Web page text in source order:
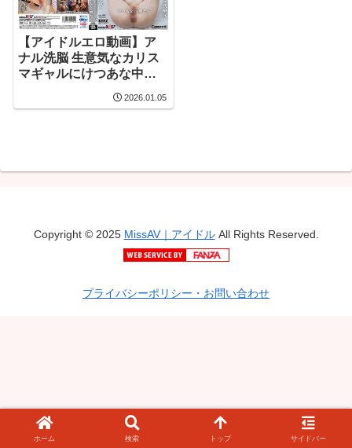
【アイドルエロ動画】ア
ナル洗脳 生意気なカリス
マギャルにけつあな中出
を求愛見せつけ配信事
2026.01.05
Copyright © 2025 MissAV｜アイドルAll Rights Reserved.
プライバシーポリシー・お問い合わせ
ホーム 検索 トップ サイドバー